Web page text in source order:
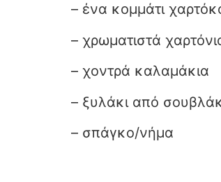
– ένα κομμάτι
– χρωματιστά
– χοντρά καλαμάκια
– ξυλάκι από
– σπάγκο/νήμα